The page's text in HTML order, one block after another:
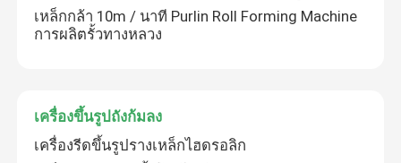
สินค้า
เหล็กกล้า 10m / นาที Purlin Roll Forming Machine
การผลิตรั้วทางหลวง
เครื่องขึ้นรูปถังก้มลง
เครื่องรีดขึ้นรูปรางเหล็กไฮดรอลิก